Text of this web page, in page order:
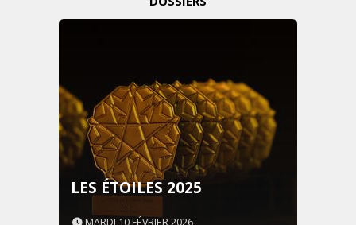
LES ÉTOILES 2025
MARDI 10 FÉVRIER 2026